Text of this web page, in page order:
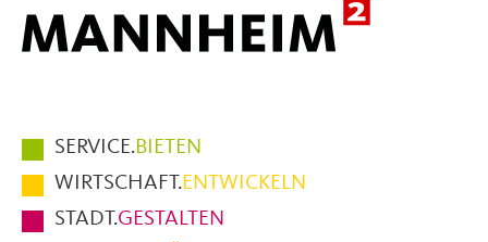
Hauptmenüpunkte
im
Fußbereich
der
SERVICE.BIETEN
WIRTSCHAFT.ENTWICKELN
STADT.GESTALTEN